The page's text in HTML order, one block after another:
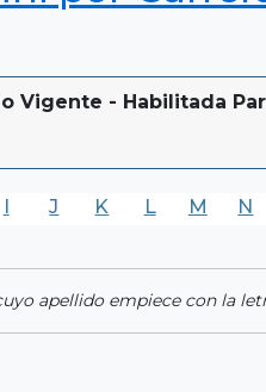
Vigente - Habilitada
I J K L M N
apellido empiece con la